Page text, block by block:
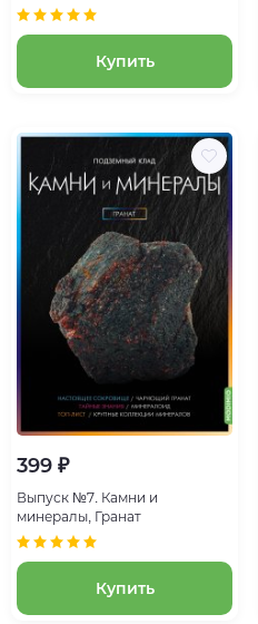
Купить
399 ₽
Выпуск №7. Камни и
минералы, Гранат
Купить